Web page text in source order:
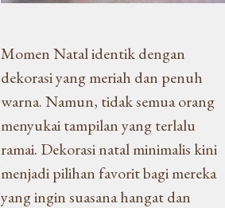
Momen Natal identik dengan
dekorasi yang meriah dan penuh
warna. Namun, tidak semua orang
menyukai tampilan yang terlalu
ramai. Dekorasi natal minimalis kini
menjadi pilihan favorit bagi mereka
yang ingin suasana hangat dan